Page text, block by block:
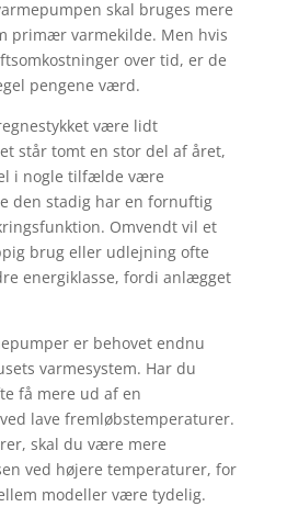
skal bruges mere
primær varmekilde. Men hvis
over tid, er de
pengene værd.
være lidt
står tomt en stor del af året,
i nogle tilfælde være
den stadig har en fornuftig
Omvendt vil et
brug eller udlejning ofte
energiklasse, fordi anlægget
er behovet endnu
varmesystem. Har du
få mere ud af en
lave fremløbstemperaturer.
skal du være mere
ved højere temperaturer, for
modeller være tydelig.